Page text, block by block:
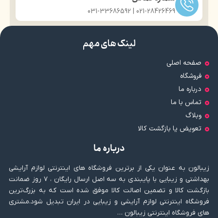
021-28426469 | 031-33686592
لینک های مهم
صفحه اصلی
فروشگاه
درباره ما
تماس با ما
وبلاگ
تعویض یا بازگشت کالا
درباره ما
زیبالون به عنوان یکی از برترین فروشگاه های اینترنتی لوازم آرایشی
بهداشتی و زیبایی با پایبندی به سه اصل ارسال رایگان ، ۷ روز ضمانت
بازگشت کالا و تضمین اصالت کالا موفق شده است که به بزرگ‌ترین
فروشگاه اینترنتی لوازم آرایشی و زیبایی در ایران تبدیل شود.مشتری
های فروشگاه اینترنتی زیبالون …